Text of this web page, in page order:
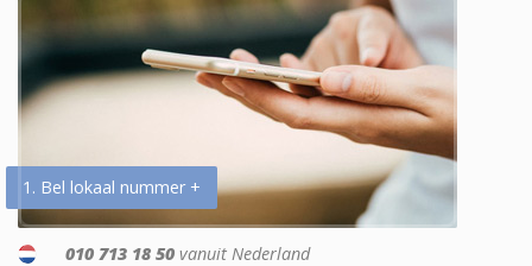
1. Bel lokaal nummer +
010 713 18 50 vanuit Nederland